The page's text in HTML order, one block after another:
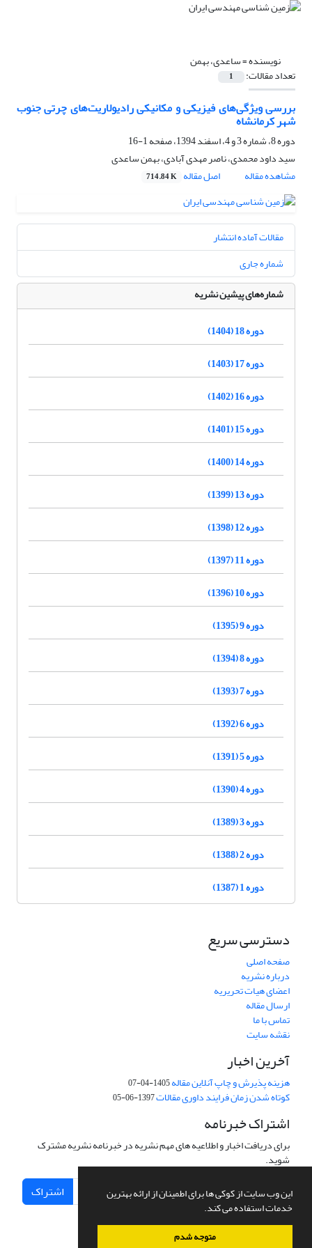
این وب سایت از کوکی ها برای اطمینان از ارائه بهترین
خدمات استفاده می کند.
متوجه شدم
نویسنده =ساعدی، بهمن
تعداد مقالات: 1
بررسی ویژگی‌های فیزیکی و مکانیکی رادیولاریت‌های چرتی جنوب
شهر کرمانشاه
دوره 8، شماره 3 و 4، اسفند 1394، صفحه
1-16
سید داود محمدی، ناصر مهدی آبادی، بهمن ساعدی
مشاهده مقاله
اصل مقاله 714.84 K
مقالات آماده انتشار
شماره جاری
شماره‌های پیشین نشریه
دوره 18 (1404)
دوره 17 (1403)
دوره 16 (1402)
دوره 15 (1401)
دوره 14 (1400)
دوره 13 (1399)
دوره 12 (1398)
دوره 11 (1397)
دوره 10 (1396)
دوره 9 (1395)
دوره 8 (1394)
دوره 7 (1393)
دوره 6 (1392)
دوره 5 (1391)
دوره 4 (1390)
دوره 3 (1389)
دوره 2 (1388)
دوره 1 (1387)
دسترسی سریع
صفحه اصلی
درباره نشریه
اعضای هیات تحریریه
ارسال مقاله
تماس با ما
نقشه سایت
آخرین اخبار
هزینه پذیرش و چاپ آنلاین مقاله1405-04-07
کوتاه شدن زمان فرایند داوری مقالات1397-06-05
اشتراک خبرنامه
برای دریافت اخبار و اطلاعیه های مهم نشریه در خبرنامه نشریه مشترک
شوید.
اشتراک